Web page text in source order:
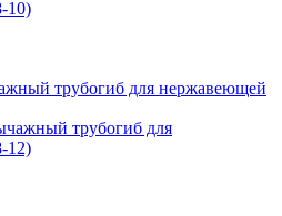
трубогиб для нержавеющей